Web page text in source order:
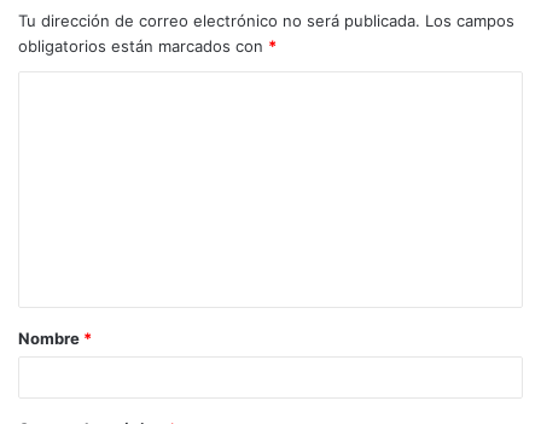
Tu dirección de correo electrónico no será publicada. Los campos
obligatorios están marcados con *
Nombre *